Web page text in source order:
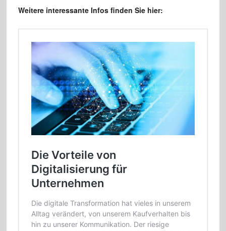
Weitere interessante Infos finden Sie hier: